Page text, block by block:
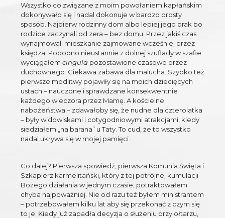
Wszystko co związane z moim powołaniem kapłańskim
dokonywało się i nadal dokonuje w bardzo prosty
sposób. Najpierw rodzinny dom albo lepiej jego brak bo
rodzice zaczynali od zera – bez domu. Przez jakiś czas
wynajmowali mieszkanie zajmowane wcześniej przez
księdza. Podobno nieustannie z dolnej szuflady w szafie
wyciągałem cingulapozostawione czasowo przez
duchownego. Ciekawa zabawa dla malucha. Szybko też
pierwsze modlitwy pojawiły się na moich dziecięcych
ustach – nauczone i sprawdzane konsekwentnie
każdego wieczora przez Mamę. A kościelne
nabożeństwa – zdawałoby się, że nudne dla czterolatka
– były widowiskami i cotygodniowymi atrakcjami, kiedy
siedziałem „na barana” u Taty. To cud, że to wszystko
nadal ukrywa się w mojej pamięci.
Co dalej? Pierwsza spowiedź, pierwsza Komunia Święta i
Szkaplerz karmelitański, który z tej potrójnej kumulacji
Bożego działania w jednym czasie, potraktowałem
chyba najpoważniej. Nie od razu też byłem ministrantem
– potrzebowałem kilku lat aby się przekonać z czym się
to je. Kiedy już zapadła decyzja o służeniu przy ołtarzu,